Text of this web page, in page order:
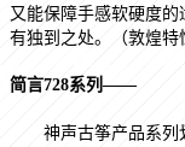
又能保障手感软硬度
有独到之处。（敦煌特
简言728系列——
神声古筝产品系列